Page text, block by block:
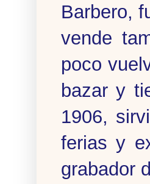
Barbero,
vende
poco
bazar y
1906,
ferias y
grabador